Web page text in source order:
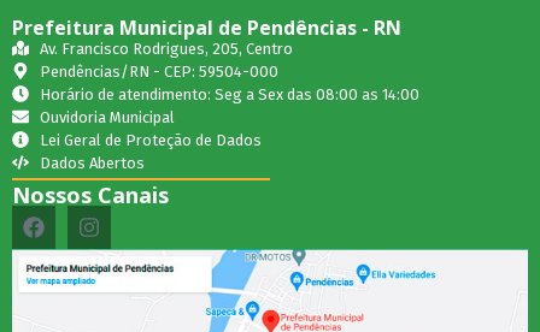
Prefeitura Municipal de Pendências - RN
Av. Francisco Rodrigues, 205, Centro
Pendências/RN - CEP: 59504-000
Horário de atendimento: Seg a Sex das 08:00 as 14:00
Ouvidoria Municipal
Lei Geral de Proteção de Dados
Dados Abertos
Nossos Canais